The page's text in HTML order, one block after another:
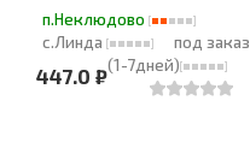
п.Неклюдово
с.Линда
под заказ
(1-7дней)
447.0 ₽